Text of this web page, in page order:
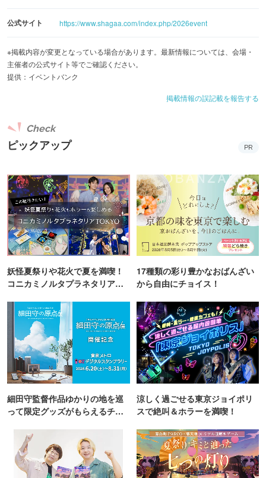
公式サイト https://www.shagaa.com/index.php/2026event
※掲載内容が変更となっている場合があります。最新情報については、会場・
主催者の公式サイト等でご確認ください。
提供：イベントバンク
掲載情報の誤記載を報告する
ピックアップ
Check
PR
妖怪夏祭りや花火で夏を満喫！
コニカミノルタプラネタリア
17種類の彩り豊かなおばんざい
から自由にチョイス！
細田守監督作品ゆかりの地を巡
って限定グッズがもらえるチャ
涼しく過ごせる東京ジョイポリ
スで絶叫＆ホラーを満喫！